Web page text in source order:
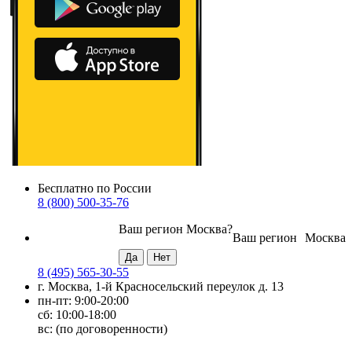
Бесплатно по России
8 (800) 500-35-76
Москва
Ваш регион
Ваш регион Москва?
8 (495) 565-30-55
г. Москва, 1-й Красносельский переулок д. 13
пн-пт: 9:00-20:00
сб: 10:00-18:00
вс: (по договоренности)